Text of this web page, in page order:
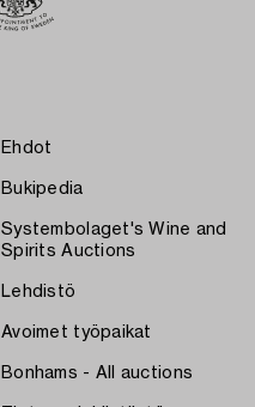
Ehdot
Bukipedia
Systembolaget's Wine and
Spirits Auctions
Lehdistö
Avoimet työpaikat
Bonhams - All auctions